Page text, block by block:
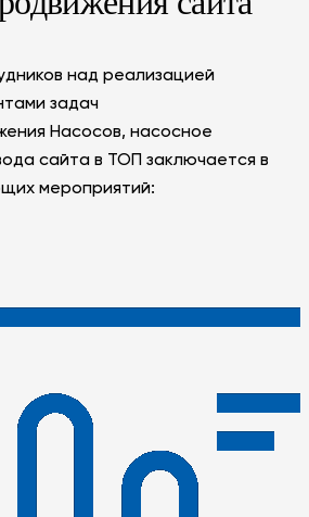
над реализацией
задач
Насосов, насосное
сайта в ТОП заключается в
мероприятий: